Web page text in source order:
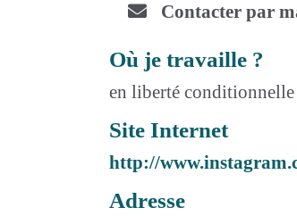
Contacter par
Où je travaille ?
en liberté conditionnelle
Site Internet
http://
Adresse